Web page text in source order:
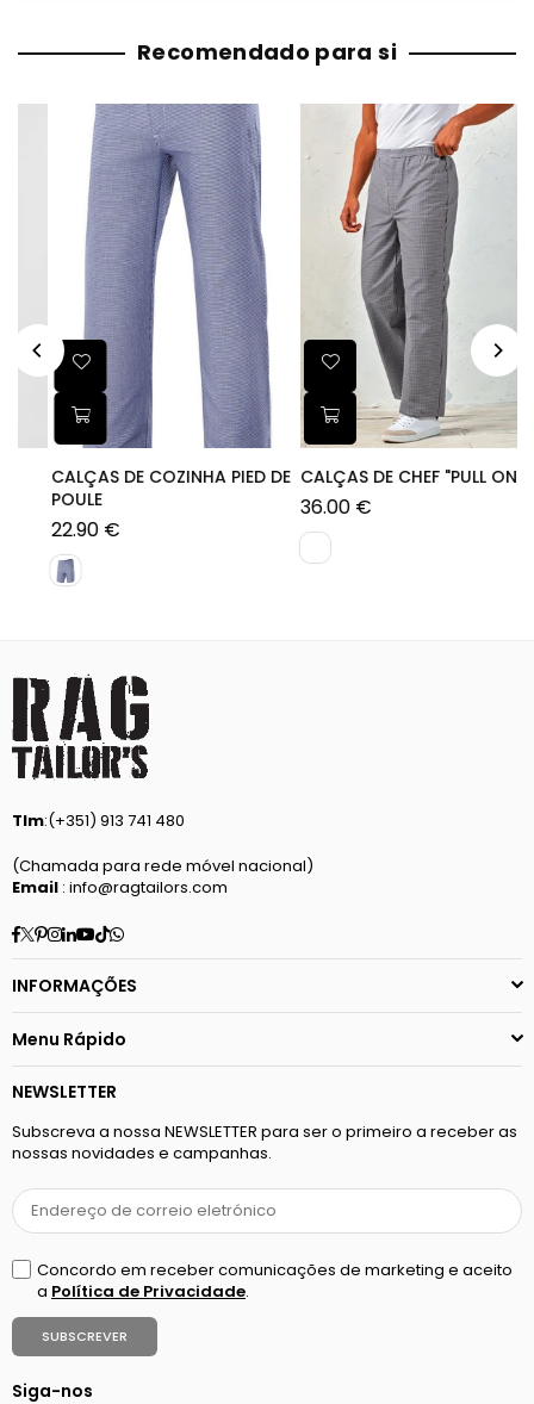
Recomendado para si
CALÇAS DE CHEF "PULL ON"
normal
36.00 €
CALÇA CARGO
MULTIBOLSOS
Preço
normal
58.10 €
Tlm:(+351) 913 741 480
(Chamada para rede móvel nacional)
Email : info@ragtailors.com
Facebook
Twitter
Pinterest
Instagram
Linkedin
YouTube
TikTok
Whatsapp
INFORMAÇÕES
Menu Rápido
NEWSLETTER
Subscreva a nossa NEWSLETTER para ser o primeiro a receber as
nossas novidades e campanhas.
Concordo em receber comunicações de marketing e aceito
a Política de Privacidade.
SUBSCREVER
Siga-nos